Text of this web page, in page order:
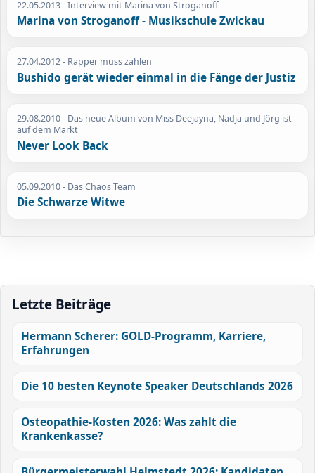
22.05.2013- Interview mit Marina von Stroganoff
Marina von Stroganoff - Musikschule Zwickau
27.04.2012- Rapper muss zahlen
Bushido gerät wieder einmal in die Fänge der Justiz
29.08.2010- Das neue Album von Miss Deejayna, Nadja und Jörg ist
auf dem Markt
Never Look Back
05.09.2010- Das Chaos Team
Die Schwarze Witwe
Letzte Beiträge
Hermann Scherer: GOLD-Programm, Karriere,
Erfahrungen
Die 10 besten Keynote Speaker Deutschlands 2026
Osteopathie-Kosten 2026: Was zahlt die
Krankenkasse?